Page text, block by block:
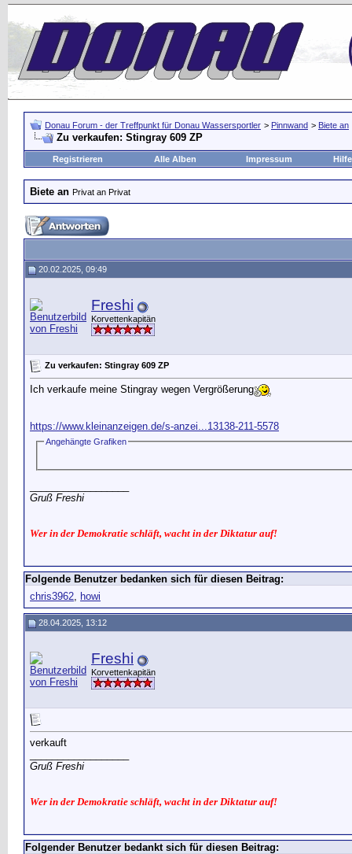
Donau Forum - der Treffpunkt für Donau Wassersportler > Pinnwand > Biete an
Zu verkaufen: Stingray 609 ZP
Registrieren Alle Alben Impressum Hilfe
Biete an Privat an Privat
20.02.2025, 09:49
Freshi
Korvettenkapitän
Zu verkaufen: Stingray 609 ZP
Ich verkaufe meine Stingray wegen Vergrößerung
https://www.kleinanzeigen.de/s-anzei...13138-211-5578
Angehängte Grafiken
Gruß Freshi
Wer in der Demokratie schläft, wacht in der Diktatur auf!
Folgende Benutzer bedanken sich für diesen Beitrag:
chris3962, howi
28.04.2025, 13:12
Freshi
Korvettenkapitän
verkauft
Gruß Freshi
Wer in der Demokratie schläft, wacht in der Diktatur auf!
Folgender Benutzer bedankt sich für diesen Beitrag: